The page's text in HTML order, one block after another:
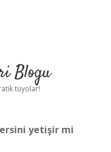
Blogu
tüyolar!
yetişir mi